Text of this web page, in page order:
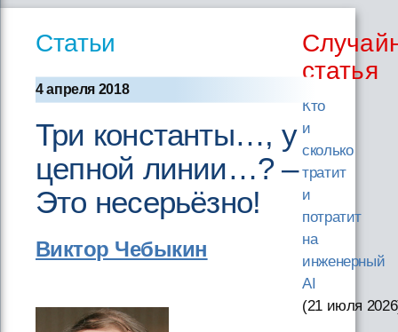
Статьи
4 апреля 2018
Три константы…, у
цепной линии…? –
Это несерьёзно!
Виктор Чебыкин
статья
Кто
и
сколько
тратит
и
потратит
на
инженерный
AI
(21 июля 2026